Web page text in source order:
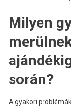
Milyen
során?
A gyakori